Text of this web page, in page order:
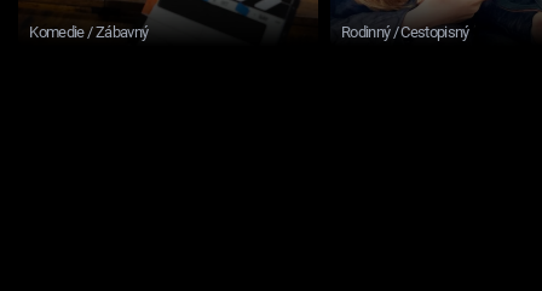
Komedie / Zábavný Rodinný / Cestopisný